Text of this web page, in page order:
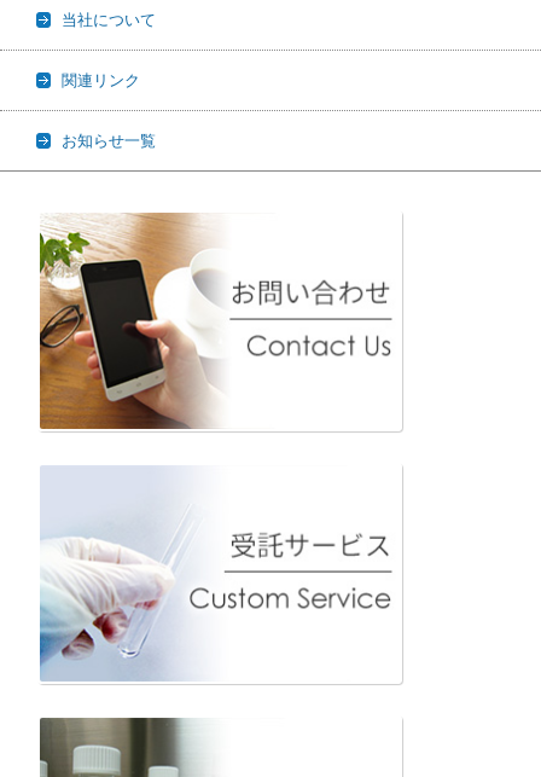
当社について
関連リンク
お知らせ一覧